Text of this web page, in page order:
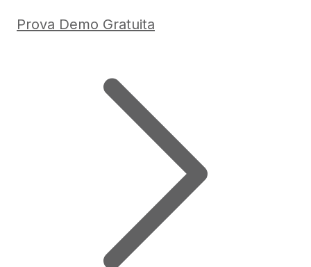
Prova Demo Gratuita